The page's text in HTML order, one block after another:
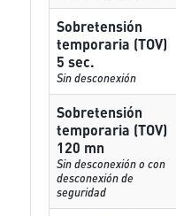
Sobretensión
temporaria (TOV)
5 sec.
Sin desconexión
Sobretensión
temporaria (TOV)
120 mn
Sin desconexión o con
desconexión de
seguridad